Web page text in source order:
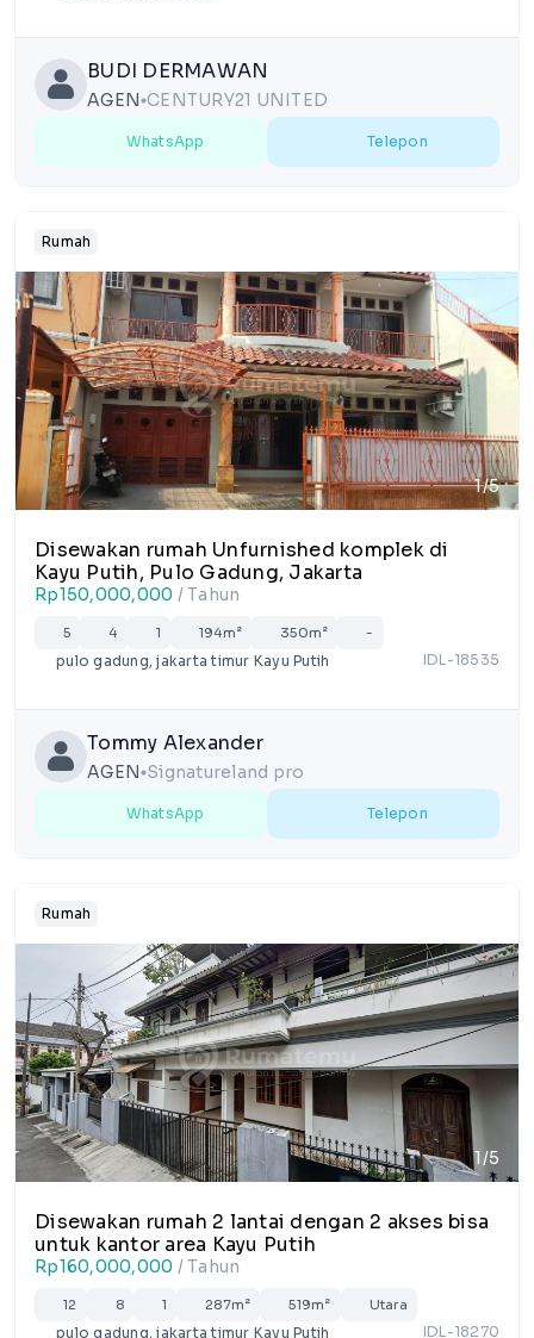
BUDI DERMAWAN
AGEN lensCENTURY21 UNITED
WhatsApp Telepon
Rumah
1/5
Disewakan rumah Unfurnished komplek di
Kayu Putih, Pulo Gadung, Jakarta
Rp150,000,000 / Tahun
5 4 1 194m² 350m² -
pulo gadung, jakarta timur Kayu Putih IDL-18535
Tommy Alexander
AGEN lens Signatureland pro
WhatsApp Telepon
Rumah
1/5
Disewakan rumah 2 lantai dengan 2 akses bisa
untuk kantor area Kayu Putih
Rp160,000,000 / Tahun
12 8 1 287m² 519m² Utara
pulo gadung, jakarta timur Kayu Putih IDL-18270